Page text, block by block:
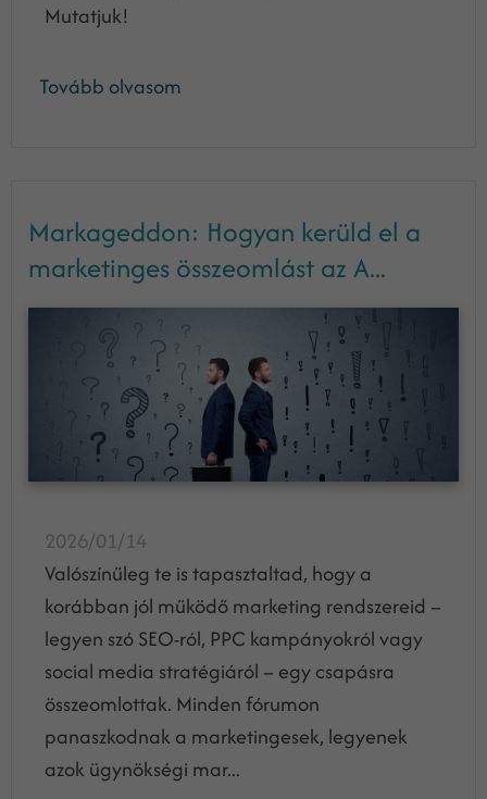
Mutatjuk!
Tovább olvasom
Markageddon: Hogyan kerüld el a
marketinges összeomlást az A...
2026/01/14
Valószínűleg te is tapasztaltad, hogy a
korábban jól működő marketing rendszereid –
legyen szó SEO-ról, PPC kampányokról vagy
social media stratégiáról – egy csapásra
összeomlottak. Minden fórumon
panaszkodnak a marketingesek, legyenek
azok ügynökségi mar...